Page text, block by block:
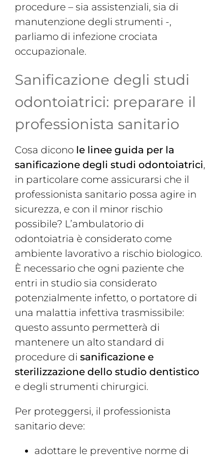
procedure – sia assistenziali, sia di
manutenzione degli strumenti -,
parliamo di infezione crociata
occupazionale.
Sanificazione degli studi
odontoiatrici: preparare il
professionista sanitario
Cosa diconole linee guida per la
sanificazione degli studi odontoiatrici,
in particolare come assicurarsi che il
professionista sanitario possa agire in
sicurezza, e con il minor rischio
possibile? L’ambulatorio di
odontoiatria è considerato come
ambiente lavorativo a rischio biologico.
È necessario che ogni paziente che
entri in studio sia considerato
potenzialmente infetto, o portatore di
una malattia infettiva trasmissibile:
questo assunto permetterà di
mantenere un alto standard di
procedure di sanificazione e
sterilizzazione dello studio dentistico
e degli strumenti chirurgici.
Per proteggersi, il professionista
sanitario deve:
adottare le preventive norme di